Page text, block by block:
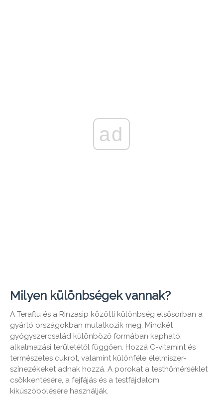
ad
Milyen különbségek vannak?
A Teraflu és a Rinzasip közötti különbség elsősorban a
gyártó országokban mutatkozik meg. Mindkét
gyógyszercsalád különböző formában kapható,
alkalmazási területétől függően. Hozzá C-vitamint és
természetes cukrot, valamint különféle élelmiszer-
színezékeket adnak hozzá. A porokat a testhőmérséklet
csökkentésére, a fejfájás és a testfájdalom
kiküszöbölésére használják.